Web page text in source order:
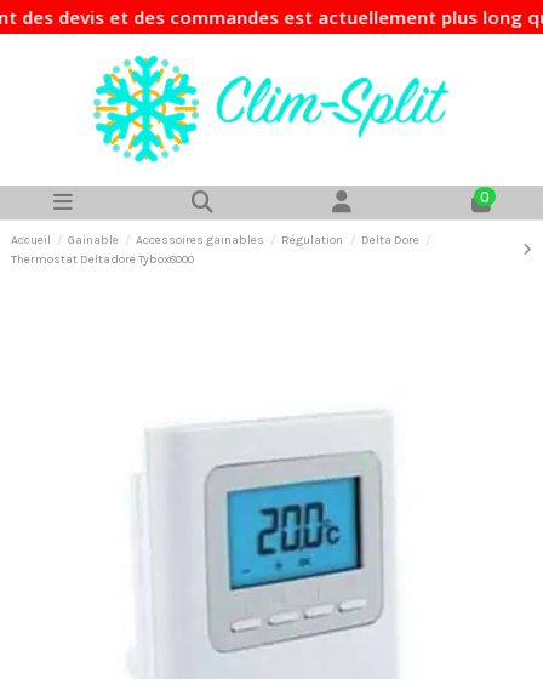
et des commandes est actuellement plus long
0
Accueil Gainable Accessoires gainables Régulation
Delta Dore
Thermostat Deltadore Tybox8000